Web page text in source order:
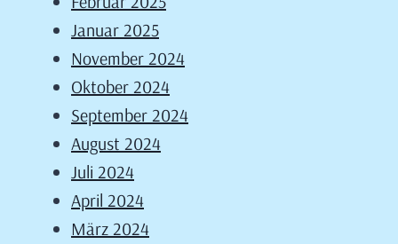
Januar 2025
November 2024
Oktober 2024
September 2024
August 2024
Juli 2024
April 2024
März 2024